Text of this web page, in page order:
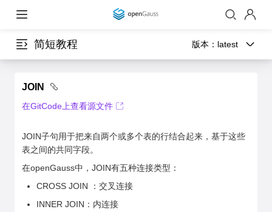
简短教程 版本： latest
JOIN
在GitCode上查看源文件
JOIN子句用于把来自两个或多个表的行结合起来，基于这些
表之间的共同字段。
在openGauss中，JOIN有五种连接类型：
CROSS JOIN ：交叉连接
INNER JOIN：内连接